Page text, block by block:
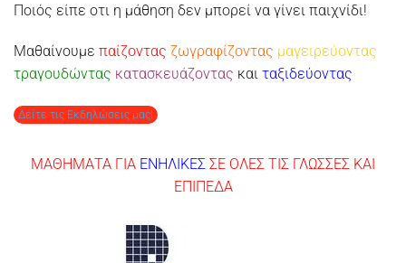
Ποιός είπε οτι η μάθηση δεν μπορεί να γίνει παιχνίδι!
Μαθαίνουμε παίζοντας ζωγραφίζοντας μαγειρεύοντας
τραγουδώντας κατασκευάζοντας και ταξιδεύοντας
Δείτε τις Εκδηλώσεις μας!
ΜΑΘΗΜΑΤΑ ΓΙΑ ΕΝΗΛΙΚΕΣ ΣΕ ΟΛΕΣ ΤΙΣ ΓΛΩΣΣΕΣ ΚΑΙ
ΕΠΙΠΕΔΑ